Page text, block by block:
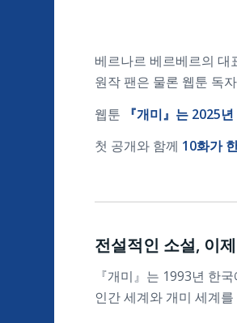
베르나르 베르베르의 대
원작 팬은 물론 웹툰 독
웹툰
『개미』는 2025
첫 공개와 함께 10화가
전설적인 소설, 이
『개미』는 1993년 한
인간 세계와 개미 세계